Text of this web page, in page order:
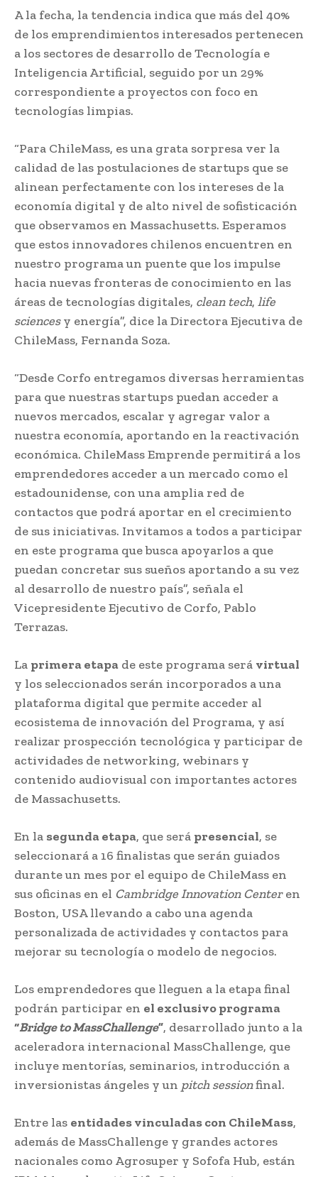
A la fecha, la tendencia indica que más del 40%
de los emprendimientos interesados pertenecen
a los sectores de desarrollo de Tecnología e
Inteligencia Artificial, seguido por un 29%
correspondiente a proyectos con foco en
tecnologías limpias.
“Para ChileMass, es una grata sorpresa ver la
calidad de las postulaciones de startups que se
alinean perfectamente con los intereses de la
economía digital y de alto nivel de sofisticación
que observamos en Massachusetts. Esperamos
que estos innovadores chilenos encuentren en
nuestro programa un puente que los impulse
hacia nuevas fronteras de conocimiento en las
áreas de tecnologías digitales, clean tech, life
sciencesy energía”, dice la Directora Ejecutiva de
ChileMass, Fernanda Soza.
“Desde Corfo entregamos diversas herramientas
para que nuestras startups puedan acceder a
nuevos mercados, escalar y agregar valor a
nuestra economía, aportando en la reactivación
económica. ChileMass Emprende permitirá a los
emprendedores acceder a un mercado como el
estadounidense, con una amplia red de
contactos que podrá aportar en el crecimiento
de sus iniciativas. Invitamos a todos a participar
en este programa que busca apoyarlos a que
puedan concretar sus sueños aportando a su vez
al desarrollo de nuestro país”, señala el
Vicepresidente Ejecutivo de Corfo, Pablo
Terrazas.
La primera etapa de este programa será virtual
y los seleccionados serán incorporados a una
plataforma digital que permite acceder al
ecosistema de innovación del Programa, y así
realizar prospección tecnológica y participar de
actividades de networking, webinars y
contenido audiovisual con importantes actores
de Massachusetts.
En la segunda etapa, que será presencial, se
seleccionará a 16 finalistas que serán guiados
durante un mes por el equipo de ChileMass en
sus oficinas en el Cambridge Innovation Centeren
Boston, USA llevando a cabo una agenda
personalizada de actividades y contactos para
mejorar su tecnología o modelo de negocios.
Los emprendedores que lleguen a la etapa final
podrán participar en el exclusivo programa
“Bridge to MassChallenge”, desarrollado junto a la
aceleradora internacional MassChallenge, que
incluye mentorías, seminarios, introducción a
inversionistas ángeles y un pitch sessionfinal.
Entre las entidades vinculadas con ChileMass,
además de MassChallenge y grandes actores
nacionales como Agrosuper y Sofofa Hub, están